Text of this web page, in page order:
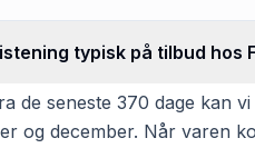
typisk på tilbud hos
de seneste 370 dage kan
og december. Når varen